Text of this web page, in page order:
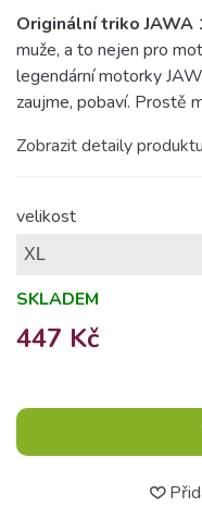
Originální triko JAWA
muže, a to nejen pro
legendární motorky
zaujme, pobaví. Prostě
Zobrazit detaily produktu
velikost
SKLADEM
447 Kč